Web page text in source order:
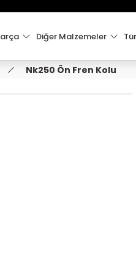
2000 TL VE ÜZERİ KARGO
Diğer Malzemeler
Nk250 Ön Fren Kolu